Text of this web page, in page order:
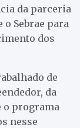
da parceria
o Sebrae para
dos
de
da
o programa
nesse